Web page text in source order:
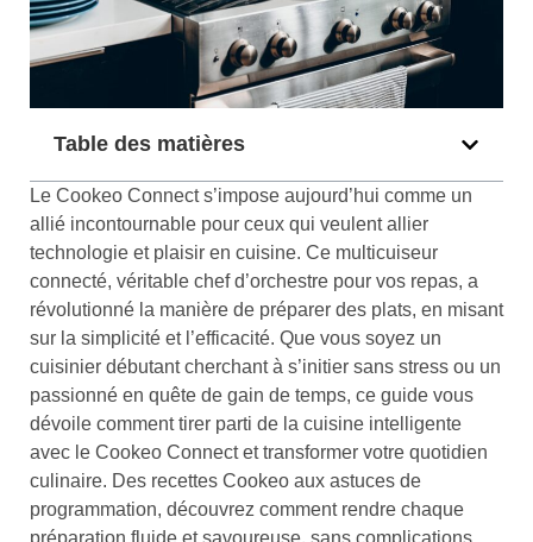
Table des matières
Le Cookeo Connect s’impose aujourd’hui comme un
allié incontournable pour ceux qui veulent allier
technologie et plaisir en cuisine. Ce multicuiseur
connecté, véritable chef d’orchestre pour vos repas, a
révolutionné la manière de préparer des plats, en misant
sur la simplicité et l’efficacité. Que vous soyez un
cuisinier débutant cherchant à s’initier sans stress ou un
passionné en quête de gain de temps, ce guide vous
dévoile comment tirer parti de la cuisine intelligente
avec le Cookeo Connect et transformer votre quotidien
culinaire. Des recettes Cookeo aux astuces de
programmation, découvrez comment rendre chaque